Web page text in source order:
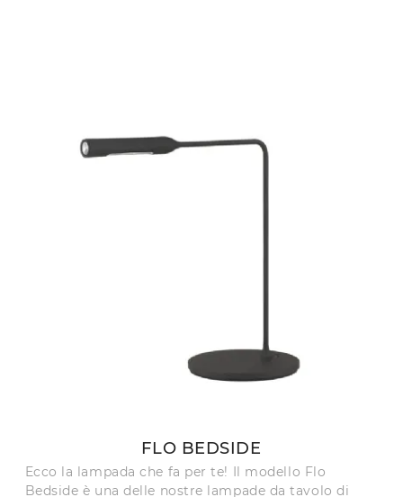
FLO BEDSIDE
Ecco la lampada che fa per te! Il modello Flo
Bedside è una delle nostre lampade da tavolo di